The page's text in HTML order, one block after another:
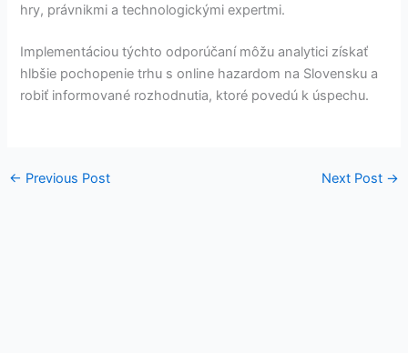
hry, právnikmi a technologickými expertmi.
Implementáciou týchto odporúčaní môžu analytici získať
hlbšie pochopenie trhu s online hazardom na Slovensku a
robiť informované rozhodnutia, ktoré povedú k úspechu.
← Previous Post Next Post →